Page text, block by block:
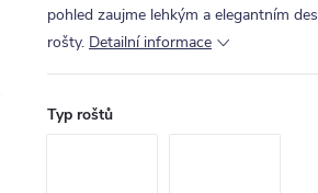
pohled zaujme lehkým a elegantním
rošty. Detailní informace
Typ roštů